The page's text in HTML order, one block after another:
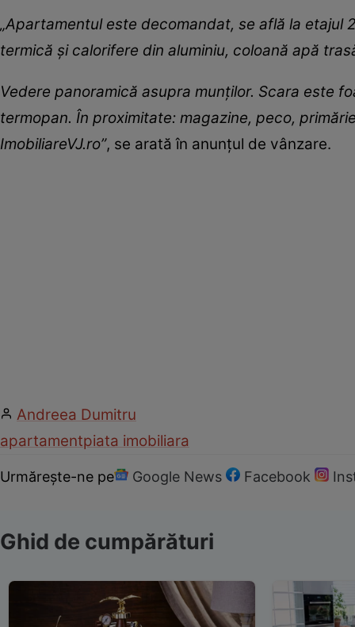
„Apartamentul este decomandat, se află la
termică și calorifere din aluminiu, coloană apă
Vedere panoramică asupra munților. Scara este
termopan. În proximitate: magazine, peco,
ImobiliareVJ.ro”, se arată în anunțul de vânzare.
Andreea Dumitru
apartamentpiata imobiliara
Urmărește-ne pe Google News Facebook
Ghid de cumpărături